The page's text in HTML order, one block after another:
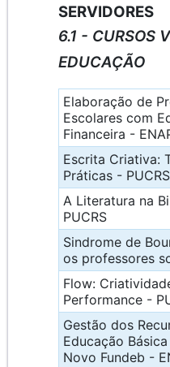
SERVIDORES
6.1 - CURSOS
EDUCAÇÃO
Elaboração de
Escolares com
Financeira -
Escrita Criativa:
Práticas - PUCRS
A Literatura na
PUCRS
Sindrome de
os professores
Flow:
Performance -
Gestão dos
Educação
Novo Fundeb -